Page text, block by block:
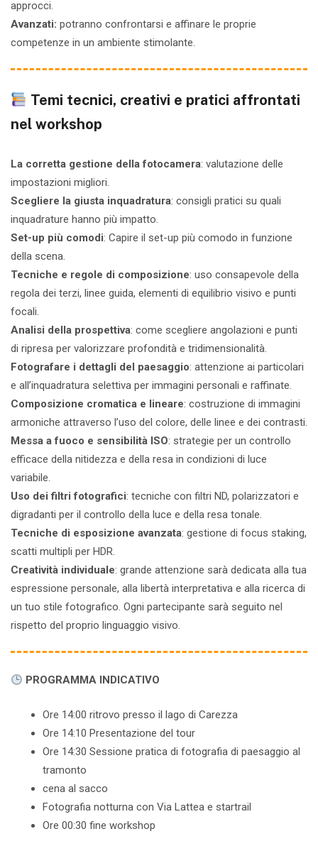
approcci.
Avanzati: potranno confrontarsi e affinare le proprie
competenze in un ambiente stimolante.
Temi tecnici, creativi e pratici affrontati
nel workshop
La corretta gestione della fotocamera: valutazione delle
impostazioni migliori.
Scegliere la giusta inquadratura: consigli pratici su quali
inquadrature hanno più impatto.
Set-up più comodi: Capire il set-up più comodo in funzione
della scena.
Tecniche e regole di composizione: uso consapevole della
regola dei terzi, linee guida, elementi di equilibrio visivo e punti
focali.
Analisi della prospettiva: come scegliere angolazioni e punti
di ripresa per valorizzare profondità e tridimensionalità.
Fotografare i dettagli del paesaggio: attenzione ai particolari
e all’inquadratura selettiva per immagini personali e raffinate.
Composizione cromatica e lineare: costruzione di immagini
armoniche attraverso l’uso del colore, delle linee e dei contrasti.
Messa a fuoco e sensibilità ISO: strategie per un controllo
efficace della nitidezza e della resa in condizioni di luce
variabile.
Uso dei filtri fotografici: tecniche con filtri ND, polarizzatori e
digradanti per il controllo della luce e della resa tonale.
Tecniche di esposizione avanzata: gestione di focus staking,
scatti multipli per HDR.
Creatività individuale: grande attenzione sarà dedicata alla tua
espressione personale, alla libertà interpretativa e alla ricerca di
un tuo stile fotografico. Ogni partecipante sarà seguito nel
rispetto del proprio linguaggio visivo.
PROGRAMMA INDICATIVO
Ore 14:00 ritrovo presso il lago di Carezza
Ore 14:10 Presentazione del tour
Ore 14:30 Sessione pratica di fotografia di paesaggio al
tramonto
cena al sacco
Fotografia notturna con Via Lattea e startrail
Ore 00:30 fine workshop